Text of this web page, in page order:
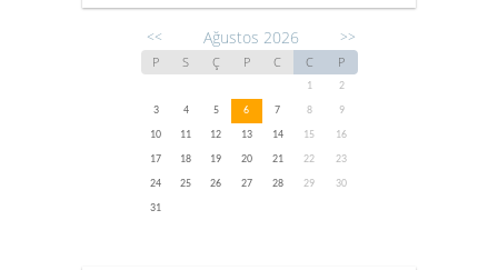
<< Ağustos 2026 >>
P S Ç P C C P
1
2
3
4 5 6 7 8
9
10
11 12 13 14 15
16
17
18 19 20 21 22
23
24
25 26 27 28 29
30
31